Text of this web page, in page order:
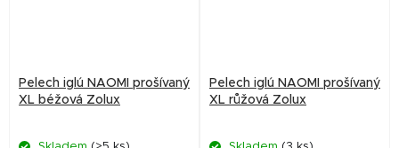
Pelech iglú NAOMI prošívaný
XL béžová Zolux
Pelech iglú NAOMI prošívaný
XL růžová Zolux